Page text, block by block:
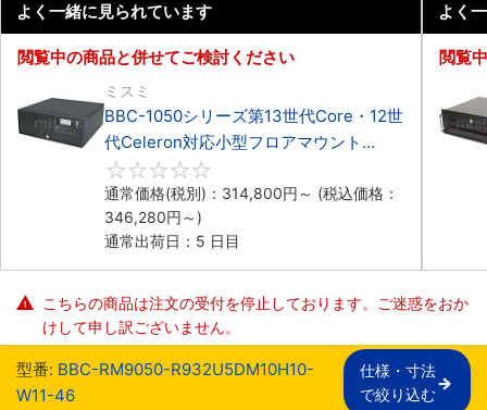
よく一緒に見られています
閲覧中の商品と併せてご検討ください
ミスミ
BBC-1050シリーズ第13世代Core・12世
代Celeron対応小型フロアマウント
3PCIe
通常価格(税別)： 314,800円 ～ (税込価格：
346,280円 ～)
通常出荷日：5 日目
よく
閲覧
こちらの商品は注文の受付を停止しております。ご迷惑をおか
けして申し訳ございません。
型番: BBC-RM9050-R932U5DM10H10-
W11-46
仕様・寸法
で絞り込む